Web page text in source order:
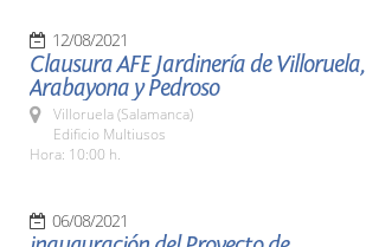
12/08/2021
Clausura AFE Jardinería de Villoruela,
Arabayona y Pedroso
Villoruela (Salamanca)
Edificio Multiusos
Hora: 10:00 h.
06/08/2021